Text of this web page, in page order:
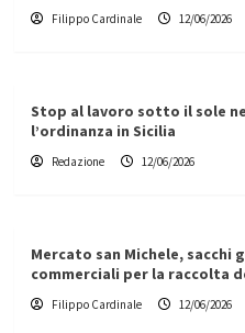
Filippo Cardinale 12/06/2026
Stop al lavoro sotto il sole
l’ordinanza in Sicilia
Redazione 12/06/2026
Mercato san Michele,
commerciali per la raccolta
Filippo Cardinale 12/06/2026